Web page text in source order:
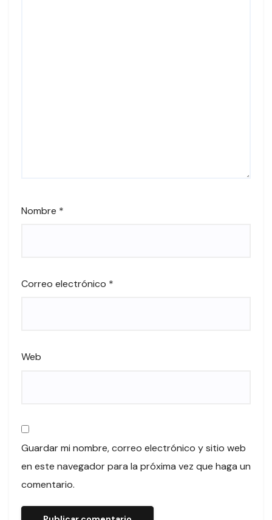
Nombre *
Correo electrónico *
Web
Guardar mi nombre, correo electrónico y sitio web
en este navegador para la próxima vez que haga un
comentario.